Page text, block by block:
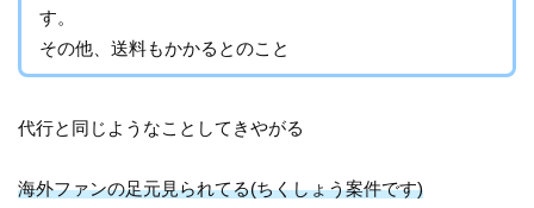
す。
その他、送料もかかるとのこと
代行と同じようなことしてきやがる
海外ファンの足元見られてる(ちくしょう案件です)